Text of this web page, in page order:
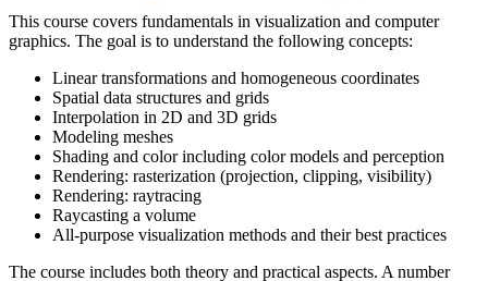
This course covers fundamentals in visualization and computer
graphics. The goal is to understand the following concepts:
Linear transformations and homogeneous coordinates
Spatial data structures and grids
Interpolation in 2D and 3D grids
Modeling meshes
Shading and color including color models and perception
Rendering: rasterization (projection, clipping, visibility)
Rendering: raytracing
Raycasting a volume
All-purpose visualization methods and their best practices
The course includes both theory and practical aspects. A number